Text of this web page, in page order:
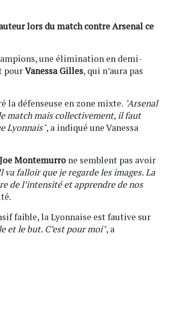
lors du match contre Arsenal ce
une élimination en demi-
pourVanessa Gilles, qui n’aura pas
la défenseuse en zone mixte. "Arsenal
match mais collectivement, il faut
Lyonnais", a indiqué une Vanessa
Joe Montemurro ne semblent pas avoir
va falloir que je regarde les images. La
de l’intensité et apprendre de nos
faible, la Lyonnaise est fautive sur
et le but. C’est pour moi", a